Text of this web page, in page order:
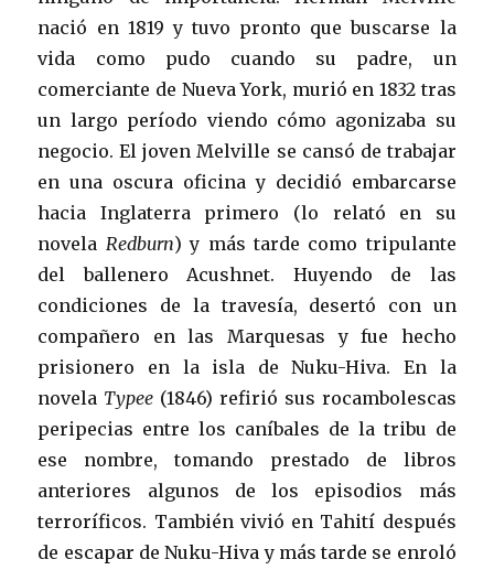
nació en 1819 y tuvo pronto que buscarse la
vida como pudo cuando su padre, un
comerciante de Nueva York, murió en 1832 tras
un largo período viendo cómo agonizaba su
negocio. El joven Melville se cansó de trabajar
en una oscura oficina y decidió embarcarse
hacia Inglaterra primero (lo relató en su
novela Redburn) y más tarde como tripulante
del ballenero Acushnet. Huyendo de las
condiciones de la travesía, desertó con un
compañero en las Marquesas y fue hecho
prisionero en la isla de Nuku-Hiva. En la
novela Typee (1846) refirió sus rocambolescas
peripecias entre los caníbales de la tribu de
ese nombre, tomando prestado de libros
anteriores algunos de los episodios más
terroríficos. También vivió en Tahití después
de escapar de Nuku-Hiva y más tarde se enroló